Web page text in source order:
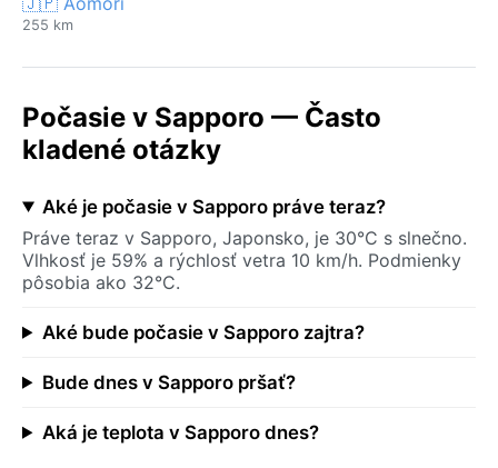
255 km
Počasie v Sapporo — Často
kladené otázky
Aké je počasie v Sapporo práve teraz?
Práve teraz v Sapporo, Japonsko, je 30°C s slnečno.
Vlhkosť je 59% a rýchlosť vetra 10 km/h. Podmienky
pôsobia ako 32°C.
Aké bude počasie v Sapporo zajtra?
Bude dnes v Sapporo pršať?
Aká je teplota v Sapporo dnes?